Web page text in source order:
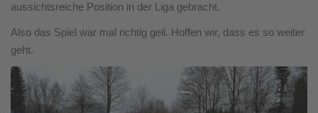
aussichtsreiche Position in der Liga gebracht.
Also das Spiel war mal richtig geil. Hoffen wir, dass es so weiter
geht.